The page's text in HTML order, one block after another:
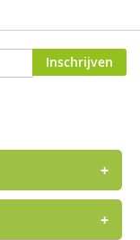
Inschrijven
+
+